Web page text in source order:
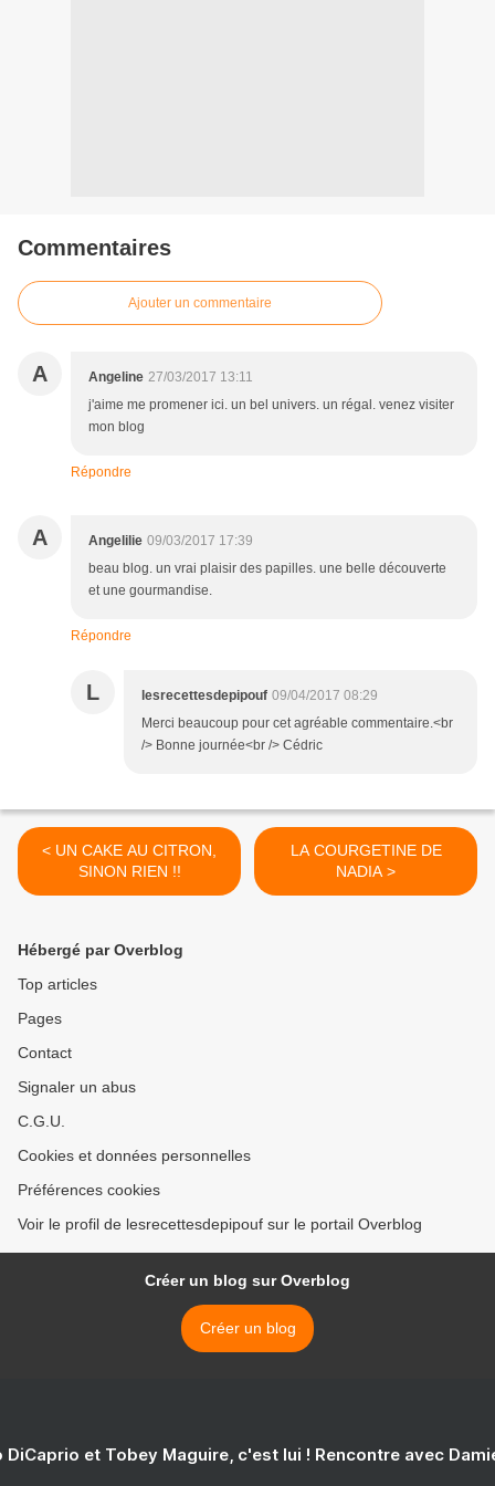
Commentaires
Ajouter un commentaire
A Angeline 27/03/2017 13:11
j'aime me promener ici. un bel univers. un régal. venez visiter
mon blog
Répondre
A Angelilie 09/03/2017 17:39
beau blog. un vrai plaisir des papilles. une belle découverte
et une gourmandise.
Répondre
L lesrecettesdepipouf 09/04/2017 08:29
Merci beaucoup pour cet agréable commentaire.<br
/> Bonne journée<br /> Cédric
< UN CAKE AU CITRON,
SINON RIEN !!
LA COURGETINE DE
NADIA >
Hébergé par Overblog
Top articles
Pages
Contact
Signaler un abus
C.G.U.
Cookies et données personnelles
Préférences cookies
Voir le profil de lesrecettesdepipouf sur le portail Overblog
Créer un blog sur Overblog
Créer un blog
DiCaprio et Tobey Maguire, c'est lui ! Rencontre avec